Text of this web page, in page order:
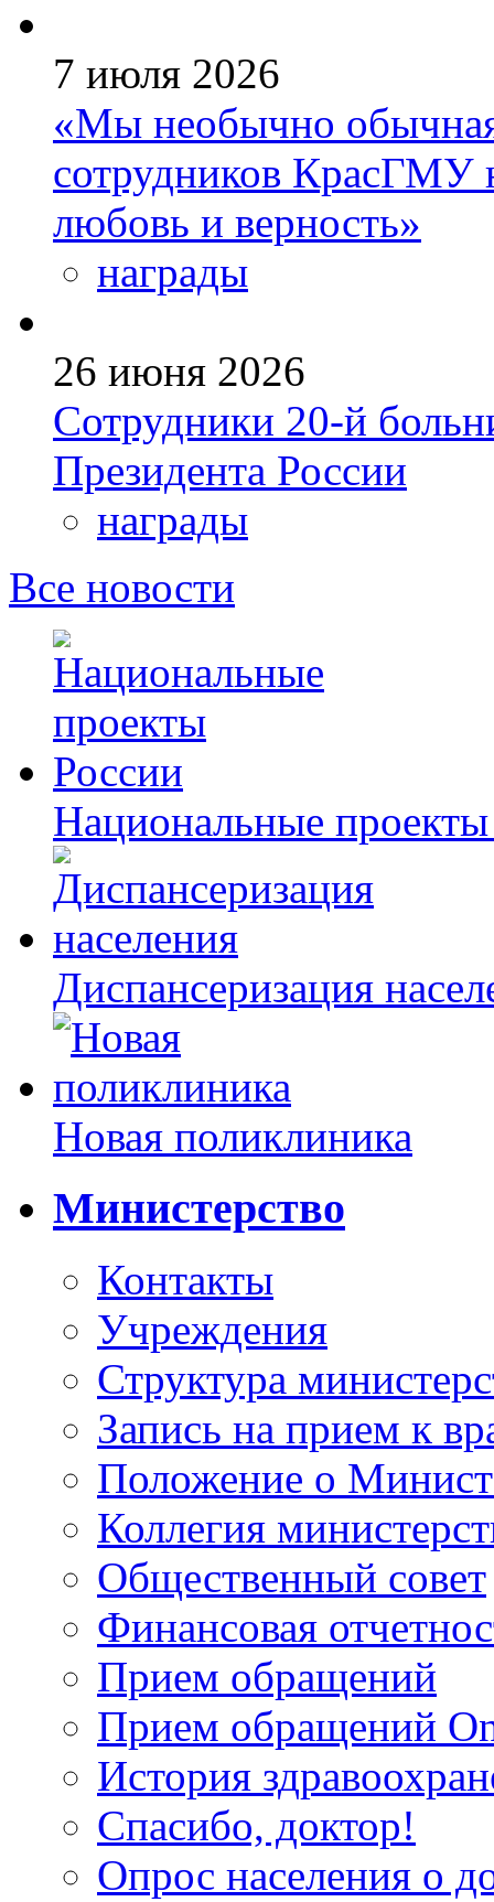
7 июля 2026
«Мы необычно
сотрудников КрасГМУ
любовь и верность»
награды
26 июня 2026
Сотрудники 20-й
Президента России
награды
Все новости
Национальные
Диспансеризация
Новая поликлиника
Министерство
Контакты
Учреждения
Структура
Запись на прием к
Положение о
Коллегия
Общественный совет
Финансовая
Прием обращений
Прием обращений
История
Спасибо, доктор!
Опрос населения о